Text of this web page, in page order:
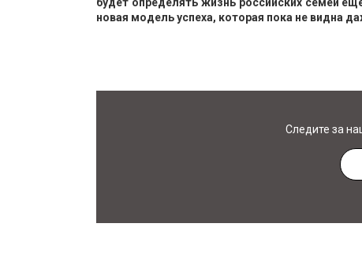
новая модель успеха, которая пока не видна
Следите за